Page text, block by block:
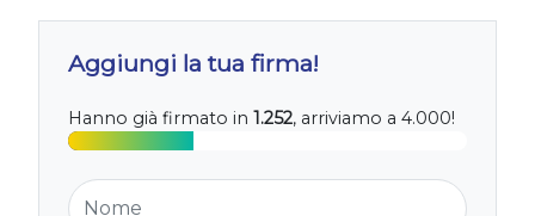
Aggiungi la tua firma!
Hanno già firmato in 1.252, arriviamo a 4.000!
Nome